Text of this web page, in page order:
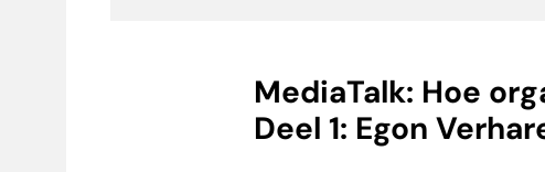
MediaTalk: Hoe
Deel 1: Egon